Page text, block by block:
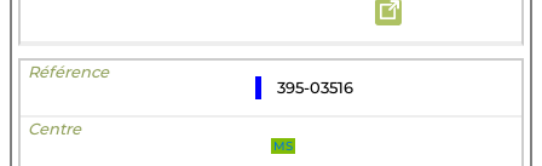
395-03516
MS